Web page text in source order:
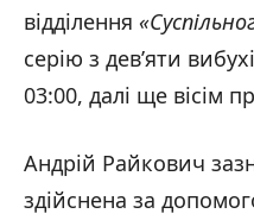
відділення «
серію з дев’яти
03:00, далі ще вісім
Андрій Райкович
здійснена за